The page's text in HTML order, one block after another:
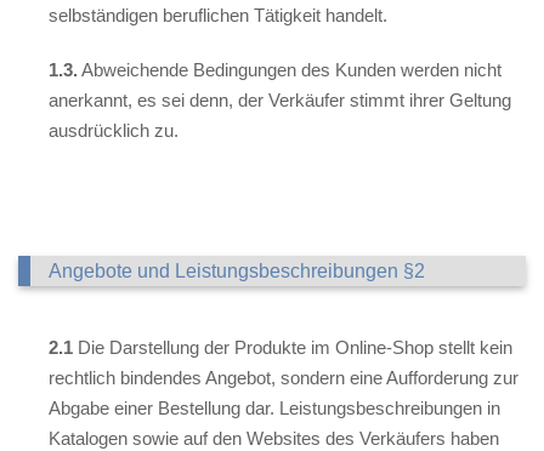
selbständigen beruflichen Tätigkeit handelt.
1.3. Abweichende Bedingungen des Kunden werden nicht
anerkannt, es sei denn, der Verkäufer stimmt ihrer Geltung
ausdrücklich zu.
Angebote und Leistungsbeschreibungen §2
2.1 Die Darstellung der Produkte im Online-Shop stellt kein
rechtlich bindendes Angebot, sondern eine Aufforderung zur
Abgabe einer Bestellung dar. Leistungsbeschreibungen in
Katalogen sowie auf den Websites des Verkäufers haben